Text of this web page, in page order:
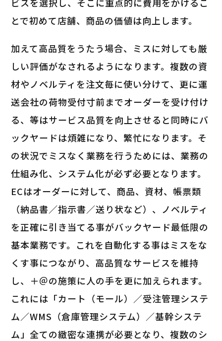
とで初めて店舗、商品の価値は向上します。
加えて高品質をうたう場合、ミスに対しても厳
しい評価がなされるようになります。複数の資
材やノベルティを注文毎に使い分けて、更に運
送会社の荷物受付寸前までオーダーを受け付け
る、等はサービス品質を向上させると同時にバ
ックヤードは煩雑になり、繁忙になります。そ
の状況でミスなく業務を行うためには、業務の
仕組み化、システム化が必ず必要となります。
ECはオーダーに対して、商品、資材、帳票類
（納品書／指示書／送り状など）、ノベルティ
を正確に引き当てる事がバックヤード最低限の
基本業務です。これを自動化する事はミスをな
くす事につながり、高品質なサービスを維持
し、＋＠の施策に人の手を更に加えられます。
これには「カート（モール）／受注管理システ
ム／WMS（倉庫管理システム）／基幹システ
ム」全ての緻密な連携が必要となり、複数のシ